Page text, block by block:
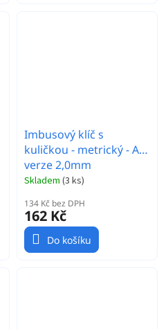
Imbusový klíč s
kuličkou - metrický - Alu
verze 2,0mm
Skladem (3 ks)
134 Kč bez DPH
162 Kč
Do košíku